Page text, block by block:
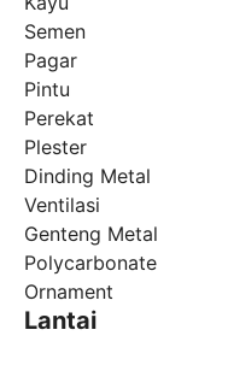
Semen
Pagar
Pintu
Perekat
Plester
Dinding Metal
Ventilasi
Genteng Metal
Polycarbonate
Ornament
Lantai